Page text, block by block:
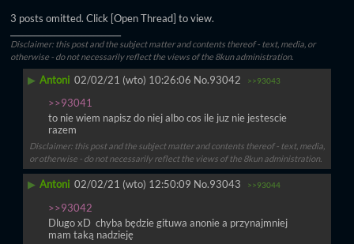
3 posts omitted. Click [Open Thread] to view.
Disclaimer: this post and the subject matter and contents thereof - text, media, or
otherwise - do not necessarily reflect the views of the 8kun administration.
▶ Antoni 02/02/21 (wto) 10:26:06 No.93042 >>93043
>>93041
to nie wiem napisz do niej albo cos ile juz nie jestescie
razem
Disclaimer: this post and the subject matter and contents thereof - text, media,
or otherwise - do not necessarily reflect the views of the 8kun administration.
▶ Antoni 02/02/21 (wto) 12:50:09 No.93043 >>93044
>>93042
Dlugo xD  chyba będzie gituwa anonie a przynajmniej
mam taką nadzieję